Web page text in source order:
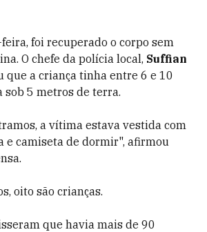
foi recuperado o corpo sem
O chefe da polícia local, Suffian
que a criança tinha entre 6 e 10
sob 5 metros de terra.
a vítima estava vestida com
e camiseta de dormir", afirmou
oito são crianças.
que havia mais de 90